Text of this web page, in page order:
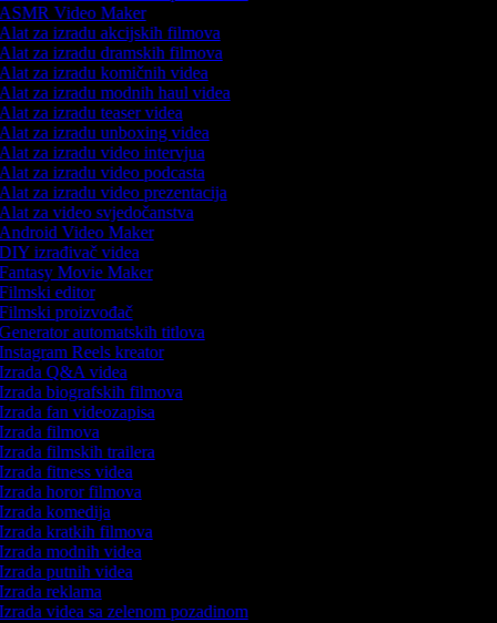
Video Maker
za izradu akcijskih filmova
za izradu dramskih filmova
za izradu komičnih videa
za izradu modnih haul videa
za izradu teaser videa
za izradu unboxing videa
za izradu video intervjua
za izradu video podcasta
za izradu video prezentacija
za video svjedočanstva
Video Maker
izrađivač videa
Movie Maker
editor
proizvođač
automatskih titlova
Reels kreator
Q&A videa
biografskih filmova
fan videozapisa
filmova
filmskih trailera
fitness videa
horor filmova
komedija
kratkih filmova
modnih videa
putnih videa
reklama
videa sa zelenom pozadinom